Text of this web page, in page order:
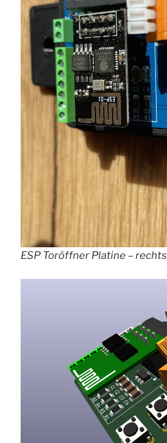
ESP Toröffner Platine – rechts